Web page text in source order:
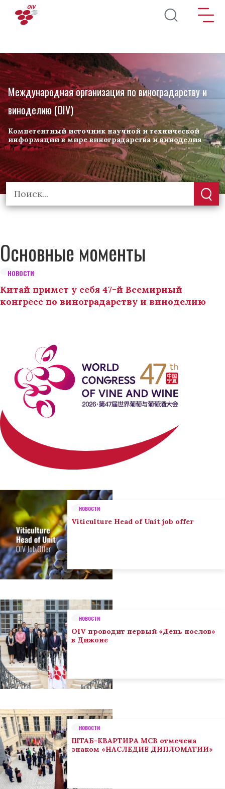
Перейти к основному содержанию
Международная организация по виноградарству и
виноделию (OIV)
Компетентный источник научной и технической
информации в мире виноградарства и виноделия
Основные моменты
НОВОСТИ
Китай примет у себя 47-й Всемирный
конгресс по виноградарству и виноделию
НОВОСТИ
Viticulture Head of Unit job offer
НОВОСТИ
OIV проводит первый «День послов»
в Дижоне
НОВОСТИ
ШТАБ-КВАРТИРА МСВ отмечена
знаком «НАСЛЕДИЕ ДИПЛОМАТИИ»